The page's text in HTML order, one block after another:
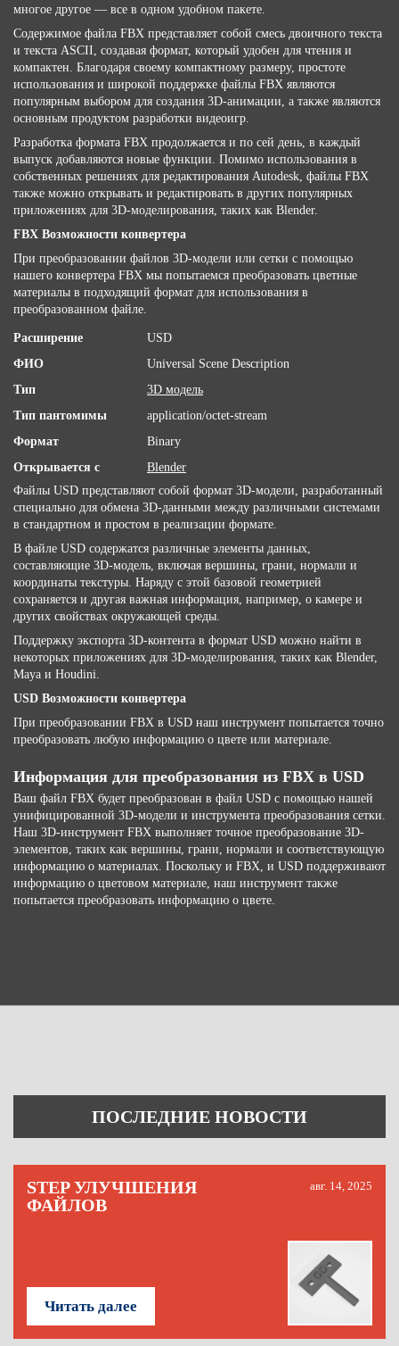
многое другое — все в одном удобном пакете.
Содержимое файла FBX представляет собой смесь двоичного текста
и текста ASCII, создавая формат, который удобен для чтения и
компактен. Благодаря своему компактному размеру, простоте
использования и широкой поддержке файлы FBX являются
популярным выбором для создания 3D-анимации, а также являются
основным продуктом разработки видеоигр.
Разработка формата FBX продолжается и по сей день, в каждый
выпуск добавляются новые функции. Помимо использования в
собственных решениях для редактирования Autodesk, файлы FBX
также можно открывать и редактировать в других популярных
приложениях для 3D-моделирования, таких как Blender.
FBX Возможности конвертера
При преобразовании файлов 3D-модели или сетки с помощью
нашего конвертера FBX мы попытаемся преобразовать цветные
материалы в подходящий формат для использования в
преобразованном файле.
Расширение
USD
ФИО
Universal Scene Description
Тип
3D модель
Тип пантомимы
application/octet-stream
Формат
Binary
Открывается с
Blender
Файлы USD представляют собой формат 3D-модели, разработанный
специально для обмена 3D-данными между различными системами
в стандартном и простом в реализации формате.
В файле USD содержатся различные элементы данных,
составляющие 3D-модель, включая вершины, грани, нормали и
координаты текстуры. Наряду с этой базовой геометрией
сохраняется и другая важная информация, например, о камере и
других свойствах окружающей среды.
Поддержку экспорта 3D-контента в формат USD можно найти в
некоторых приложениях для 3D-моделирования, таких как Blender,
Maya и Houdini.
USD Возможности конвертера
При преобразовании FBX в USD наш инструмент попытается точно
преобразовать любую информацию о цвете или материале.
Информация для преобразования из FBX в USD
Ваш файл FBX будет преобразован в файл USD с помощью нашей
унифицированной 3D-модели и инструмента преобразования сетки.
Наш 3D-инструмент FBX выполняет точное преобразование 3D-
элементов, таких как вершины, грани, нормали и соответствующую
информацию о материалах. Поскольку и FBX, и USD поддерживают
информацию о цветовом материале, наш инструмент также
попытается преобразовать информацию о цвете.
ПОСЛЕДНИЕ НОВОСТИ
STEP УЛУЧШЕНИЯ
ФАЙЛОВ
авг. 14, 2025
Читать далее